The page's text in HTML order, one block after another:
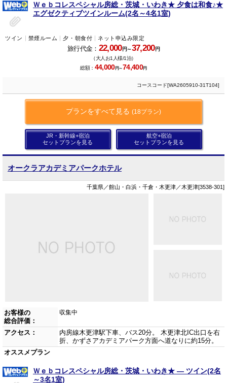
Ｗｅｂコレスペシャル房総・茨城・いわき★ 夕食は和食♪★
エグゼクティブツインルーム(2名～4名1室)
ツイン 禁煙ルーム 夕・朝食付 ネット申込み限定
旅行代金： 22,000円～37,200円
（大人お1人様/1泊）
総額： 44,000円～74,400円
コースコード[WA2605910-31T104]
プランをすべて見る (18プラン)
JR・新幹線+宿泊
セットプランを見る
航空+宿泊
セットプランを見る
オークラアカデミアパークホテル
千葉県／館山・白浜・千倉・木更津／木更津[3538-301]
お客様の
総合評価：
収集中
アクセス：
内房線木更津駅下車、バス20分。 木更津北IC出口を右
折、かずさアカデミアパーク方面へ道なりに約15分。
オススメプラン
Ｗｅｂコレスペシャル房総・茨城・いわき★ ― ツイン(2名
～3名1室)